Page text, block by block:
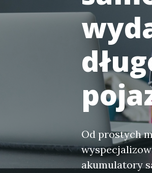
Od prostych
akumulatory